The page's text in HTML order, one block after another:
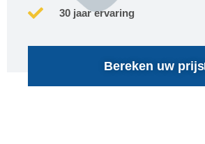
30 jaar ervaring
Bereken uw prijs